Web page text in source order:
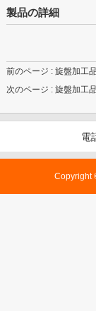
製品の詳細
前のページ : 旋盤加工品
次のページ : 旋盤加工品
電
Copyright